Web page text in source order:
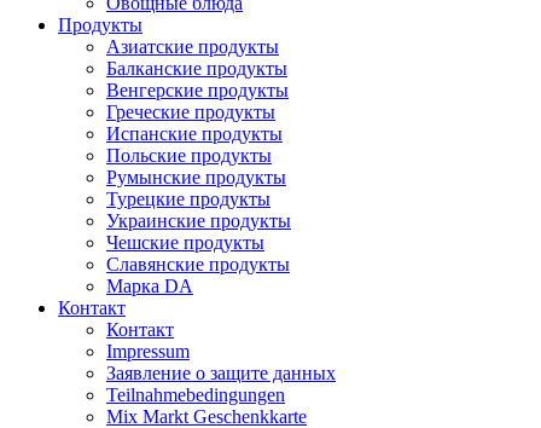
Продукты
Азиатские продукты
Балканские продукты
Венгерские продукты
Греческие продукты
Испанские продукты
Польские продукты
Румынские продукты
Турецкие продукты
Украинские продукты
Чешские продукты
Славянские продукты
Марка DA
Контакт
Контакт
Impressum
Заявление о защите данных
Teilnahmebedingungen
Mix Markt Geschenkkarte